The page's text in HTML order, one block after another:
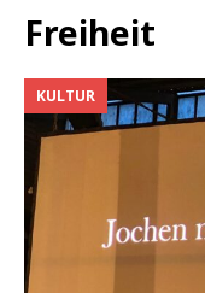
Freiheit
KULTUR